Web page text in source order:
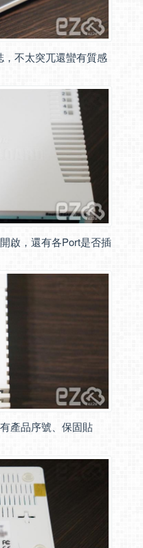
不太突兀還蠻有質感
啟，還有各Port是否插
產品序號、保固貼